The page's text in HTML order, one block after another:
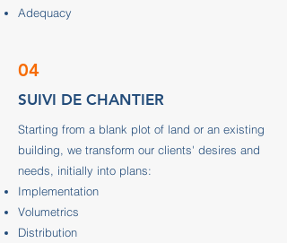
Adequacy
04
SUIVI DE CHANTIER
Starting from a blank plot of land or an existing
building, we transform our clients' desires and
needs, initially into plans:
Implementation
Volumetrics
Distribution